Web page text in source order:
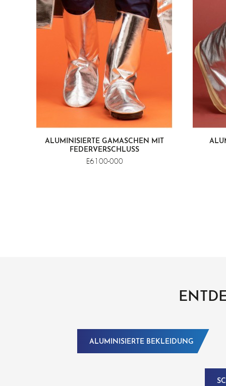
ALUMINISIERTE GAMASCHEN MIT
FEDERVERSCHLUSS
E6100-000
ALUMINISIERTE BEKLEIDUNG